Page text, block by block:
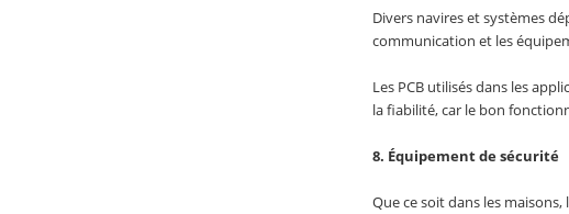
Divers navires et systèmes
communication et les
Les PCB utilisés dans les
la fiabilité, car le bon
8. Équipement de sécurité
Que ce soit dans les